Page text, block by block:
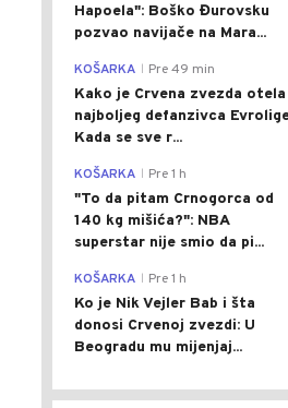
Hapoela": Boško Đurovsku
pozvao navijače na Mara...
KOŠARKA Pre 49 min
Kako je Crvena zvezda otela
najboljeg defanzivca
Kada se sve r...
KOŠARKA Pre 1 h
"To da pitam Crnogorca od
140 kg mišića?": NBA
superstar nije smio da pi...
KOŠARKA Pre 1 h
Ko je Nik Vejler Bab i šta
donosi Crvenoj zvezdi: U
Beogradu mu mijenjaj...